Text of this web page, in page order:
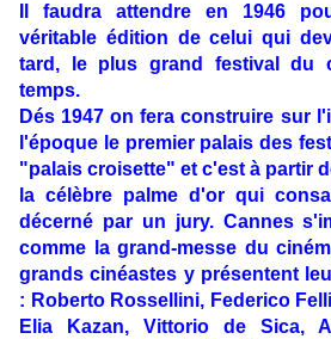
Il faudra attendre en 1946
véritable édition de celui qui
tard, le plus grand festival du
temps.
Dés 1947 on fera construire sur
l'époque le premier palais des
"palais croisette" et c'est à partir
la célèbre palme d'or qui
décerné par un jury. Cannes
comme la grand-messe du
grands cinéastes y présentent
: Roberto Rossellini, Federico
Elia Kazan, Vittorio de Sica,